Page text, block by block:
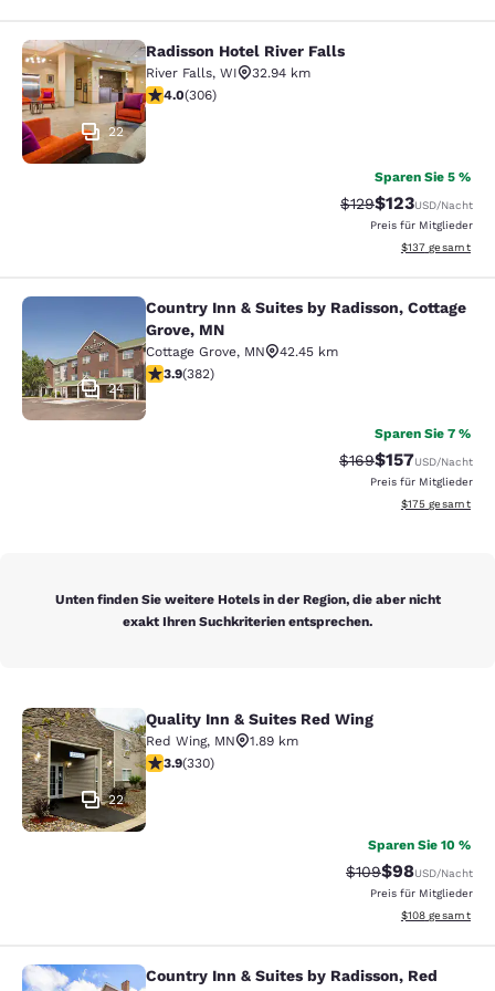
Radisson Hotel River Falls
22
Radisson Hotel River Falls
River Falls, WI
32.94 km
3.95-Sterne-Bewertung. Gut. 306 Bewertungen
4.0(306)
Sparen Sie 5 %
Durchgestrichener
$129Vergünstigter
$123USD/Nacht
Preis für Mitglieder
Geschätzte
$137 gesamt
Country Inn & Suites by Radisson,
24
Country Inn & Suites by Radisson, Cottage
Grove, MN
Cottage Grove, MN
42.45 km
3.9-Sterne-Bewertung. Gut. 382 Bewertungen
3.9(382)
Sparen Sie 7 %
Durchgestrichener
$169Vergünstigter
$157USD/Nacht
Preis für Mitglieder
Geschätzte
$175 gesamt
Unten finden Sie weitere Hotels in der Region, die aber nicht
exakt Ihren Suchkriterien entsprechen.
Quality Inn & Suites Red Wing
22
Quality Inn & Suites Red Wing
Red Wing, MN
1.89 km
3.94-Sterne-Bewertung. Gut. 330 Bewertungen
3.9(330)
Sparen Sie 10 %
Durchgestrichener
$109Vergünstigter
$98USD/Nacht
Preis für Mitglieder
Geschätzte
$108 gesamt
Country Inn & Suites by Radisson,
Country Inn & Suites by Radisson, Red